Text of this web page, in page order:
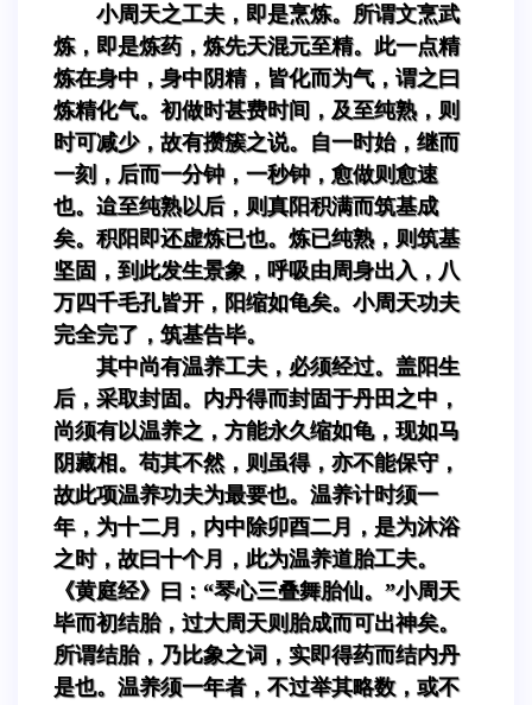
小周天之工夫，即是烹炼。所谓文烹武
炼，即是炼药，炼先天混元至精。此一点精
炼在身中，身中阴精，皆化而为气，谓之曰
炼精化气。初做时甚费时间，及至纯熟，则
时可减少，故有攒簇之说。自一时始，继而
一刻，后而一分钟，一秒钟，愈做则愈速
也。迨至纯熟以后，则真阳积满而筑基成
矣。积阳即还虚炼已也。炼已纯熟，则筑基
坚固，到此发生景象，呼吸由周身出入，八
万四千毛孔皆开，阳缩如龟矣。小周天功夫
完全完了，筑基告毕。
其中尚有温养工夫，必须经过。盖阳生
后，采取封固。内丹得而封固于丹田之中，
尚须有以温养之，方能永久缩如龟，现如马
阴藏相。苟其不然，则虽得，亦不能保守，
故此项温养功夫为最要也。温养计时须一
年，为十二月，内中除卯酉二月，是为沐浴
之时，故曰十个月，此为温养道胎工夫。
《黄庭经》曰：“琴心三叠舞胎仙。”小周天
毕而初结胎，过大周天则胎成而可出神矣。
所谓结胎，乃比象之词，实即得药而结内丹
是也。温养须一年者，不过举其略数，或不